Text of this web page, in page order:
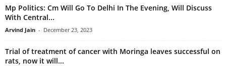
Mp Politics: Cm Will Go To Delhi In The Evening, Will Discuss
With Central...
Arvind Jain - December 23, 2023
Trial of treatment of cancer with Moringa leaves successful on
rats, now it will...